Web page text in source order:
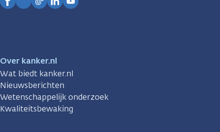
Over kanker.nl
Wat biedt kanker.nl
Nieuwsberichten
Wetenschappelijk onderzoek
Kwaliteitsbewaking